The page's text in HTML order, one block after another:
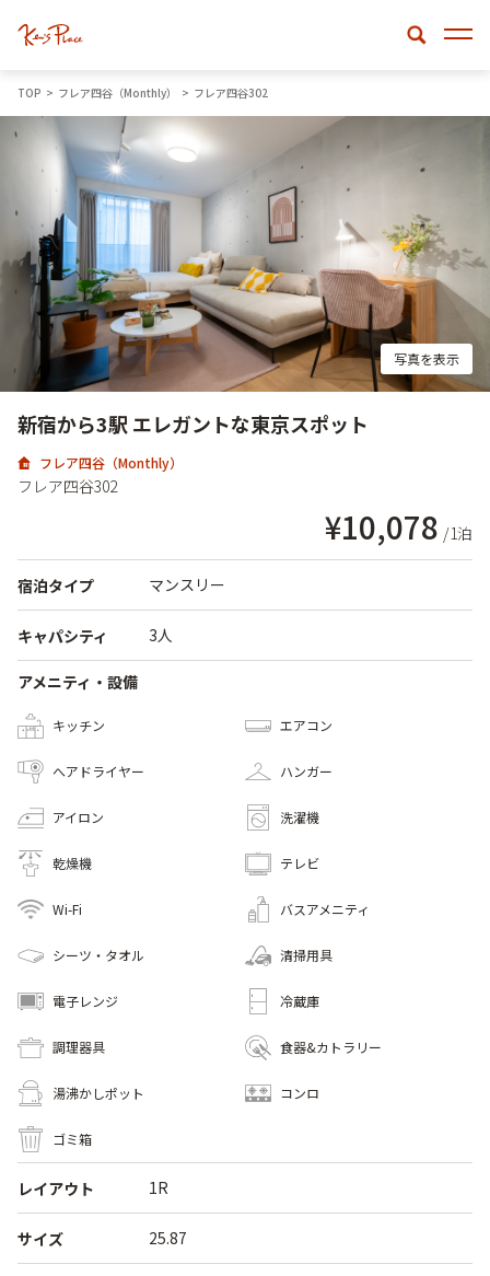
TOP フレア四谷（Monthly） フレア四谷302
写真を表示
新宿から3駅 エレガントな東京スポット
フレア四谷（Monthly）
フレア四谷302
¥10,078 /1泊
宿泊タイプ マンスリー
キャパシティ 3人
アメニティ・設備
キッチン エアコン
へアドライヤー ハンガー
アイロン 洗濯機
乾燥機 テレビ
Wi-Fi バスアメニティ
シーツ・タオル 清掃用具
電子レンジ 冷蔵庫
調理器具 食器&カトラリー
湯沸かしポット コンロ
ゴミ箱
レイアウト 1R
サイズ 25.87